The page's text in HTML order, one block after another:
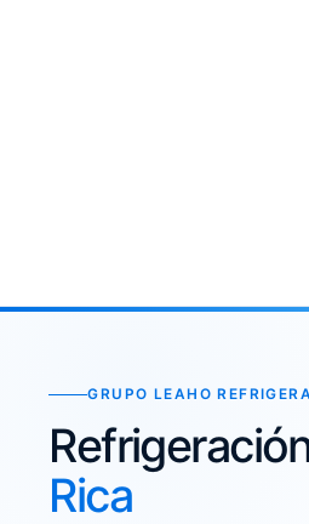
GRUPO LEAHO
Rica